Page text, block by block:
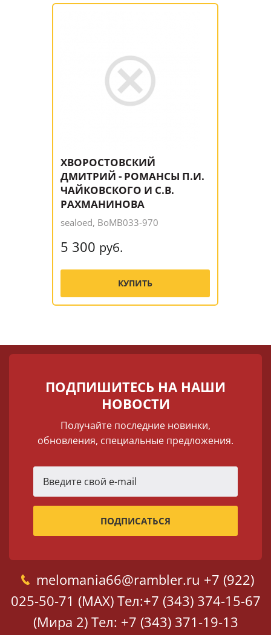
ХВОРОСТОВСКИЙ
ДМИТРИЙ - РОМАНСЫ П.И.
ЧАЙКОВСКОГО И С.В.
РАХМАНИНОВА
sealoed, BoMB033-970
5 300 руб.
КУПИТЬ
ПОДПИШИТЕСЬ НА НАШИ
НОВОСТИ
Получайте последние новинки,
обновления, специальные предложения.
melomania66@rambler.ru +7 (922)
025-50-71 (MAX) Тел:+7 (343) 374-15-67
(Мира 2) Тел: +7 (343) 371-19-13